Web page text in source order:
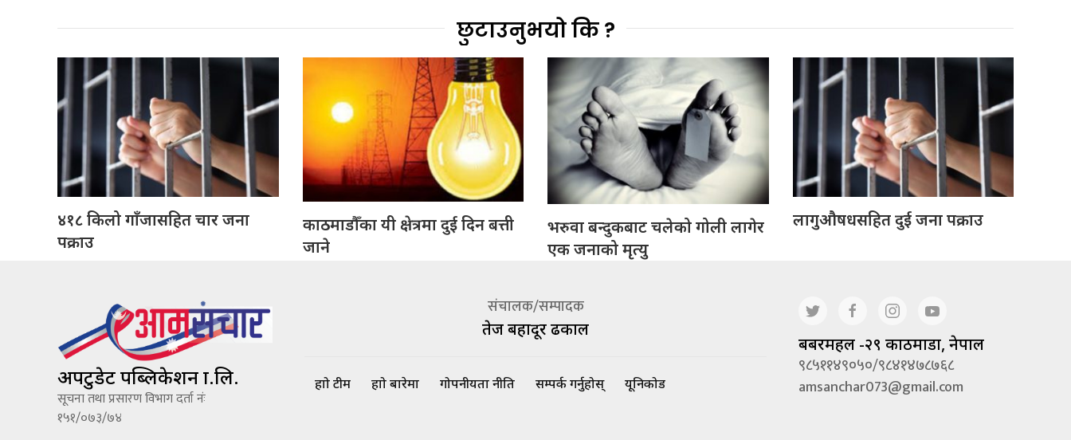
छुटाउनुभयो कि ?
४१८ किलो गाँजासहित चार जना
पक्राउ
काठमाडौँका यी क्षेत्रमा दुई दिन बत्ती
जाने
भरुवा बन्दुकबाट चलेको गोली लागेर
एक जनाको मृत्यु
लागुऔषधसहित दुई जना पक्राउ
अपटुडेट पब्लिकेशन प्रा.लि.
सूचना तथा प्रसारण विभाग दर्ता नंः
१५१/०७३/७४
संचालक/सम्पादक
तेज बहादूर ढकाल
हाम्रो टीम हाम्रो बारेमा गोपनीयता नीति सम्पर्क गर्नुहोस् यूनिकोड
बबरमहल -२९ काठमाडौं, नेपाल
९८५११४९०५०/९८४१४७८७६८
amsanchar073@gmail.com